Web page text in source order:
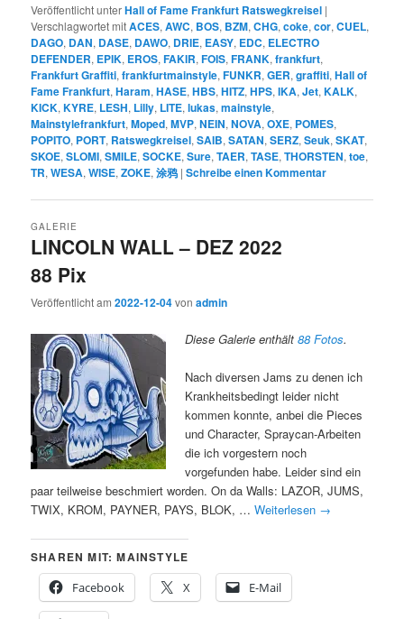
Veröffentlicht unterHall of Fame Frankfurt Ratswegkreisel |
Verschlagwortet mitACES,AWC, BOS, BZM,CHG,coke,cor,CUEL,
DAGO, DAN, DASE, DAWO, DRIE, EASY, EDC, ELECTRO
DEFENDER, EPIK, EROS,FAKIR,FOIS,FRANK,frankfurt,
Frankfurt Graffiti,frankfurtmainstyle,FUNKR,GER,graffiti,Hall of
Fame Frankfurt,Haram,HASE,HBS,HITZ,HPS,IKA,Jet,KALK,
KICK,KYRE, LESH, Lilly, LITE,lukas,mainstyle,
Mainstylefrankfurt,Moped,MVP,NEIN,NOVA,OXE, POMES,
POPITO, PORT, Ratswegkreisel,SAIB,SATAN,SERZ,Seuk,SKAT,
SKOE,SLOMI,SMILE,SOCKE,Sure,TAER,TASE,THORSTEN,toe,
TR,WESA,WISE,ZOKE,涂鸦 |Schreibe einen Kommentar
LINCOLN WALL – DEZ 2022
88 Pix
GALERIE
Veröffentlicht am2022-12-04vonadmin
Diese Galerie enthält88 Fotos.
Nach diversen Jams zu denen ich
Krankheitsbedingt leider nicht
kommen konnte, anbei die Pieces
und Character, Spraycan-Arbeiten
die ich vorgestern noch
vorgefunden habe. Leider sind ein
paar teilweise beschmiert worden. On da Walls: LAZOR, JUMS,
TWIX, KROM, PAYNER, PAYS, BLOK, …Weiterlesen →
SHAREN MIT: MAINSTYLE
Facebook
X E-Mail